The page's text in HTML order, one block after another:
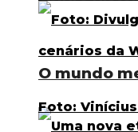
O mundo